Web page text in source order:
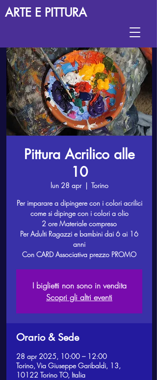
ARTE E PITTURA
Pittura Acrilico alle
10
lun 28 apr
  |
Torino
Per imparare a dipingere con i colori acrilici
come si dipinge con i colori a olio
2 ore Materiale compreso
Per Adulti Ragazzi e bambini dai 6 ai 16
anni
Con CARD Associativa prezzo PROMO
I biglietti non sono in vendita
Scopri gli altri eventi
Orario & Sede
28 apr 2025, 10:00 – 12:00
Torino, Via Giuseppe Garibaldi, 13,
10122 Torino TO, Italia